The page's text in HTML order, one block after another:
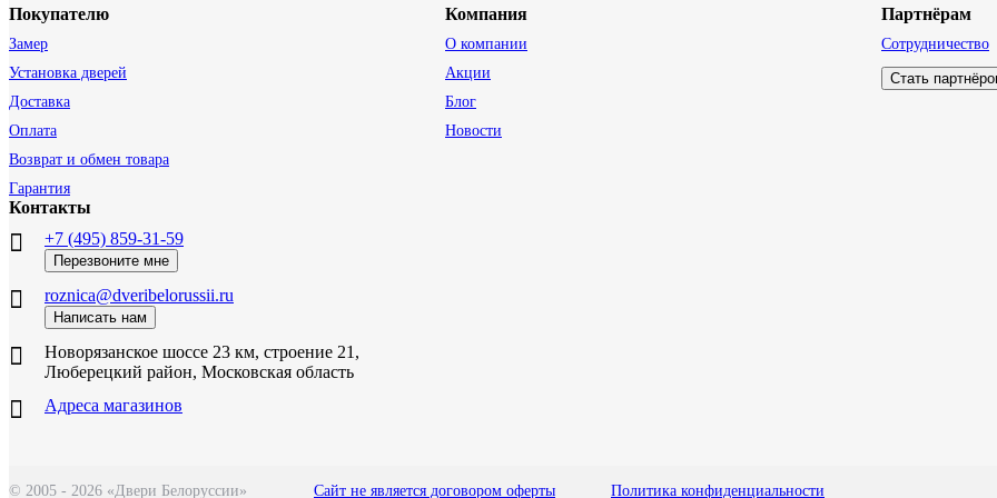
Покупателю
Замер
Установка дверей
Доставка
Оплата
Возврат и обмен товара
Гарантия
Компания
О компании
Акции
Блог
Новости
Партнёрам
Сотрудничество
Стать
Контакты
+7 (495) 859-31-59
Перезвоните мне
roznica@dveribelorussii.ru
Написать нам
Новорязанское шоссе 23 км, строение 21,
Люберецкий район, Московская область
Адреса магазинов
© 2005 - 2026 «Двери Белоруссии» Сайт не является договором оферты Политика конфиденциальности